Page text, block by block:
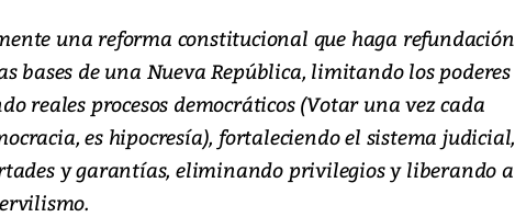
una reforma constitucional que haga refundación
bases de una Nueva República, limitando los poderes
reales procesos democráticos (Votar una vez cada
es hipocresía), fortaleciendo el sistema judicial,
y garantías, eliminando privilegios y liberando a